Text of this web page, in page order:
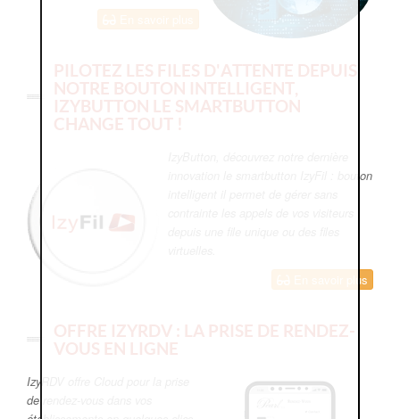
PILOTEZ LES FILES D'ATTENTE DEPUIS
NOTRE BOUTON INTELLIGENT,
IZYBUTTON LE SMARTBUTTON
CHANGE TOUT !
innovation le smartbutton IzyFil : bouton
En savoir plus
OFFRE IZYRDV : LA PRISE DE RENDEZ-
VOUS EN LIGNE
IzyRDV offre Cloud pour la prise
de rendez-vous dans vos